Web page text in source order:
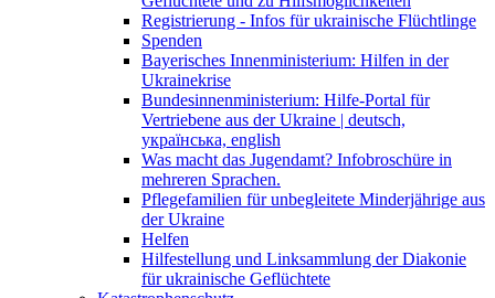
Registrierung - Infos für ukrainische Flüchtlinge
Spenden
Bayerisches Innenministerium: Hilfen in der
Ukrainekrise
Bundesinnenministerium: Hilfe-Portal für
Vertriebene aus der Ukraine | deutsch,
українська, english
Was macht das Jugendamt? Infobroschüre in
mehreren Sprachen.
Pflegefamilien für unbegleitete Minderjährige aus
der Ukraine
Helfen
Hilfestellung und Linksammlung der Diakonie
für ukrainische Geflüchtete